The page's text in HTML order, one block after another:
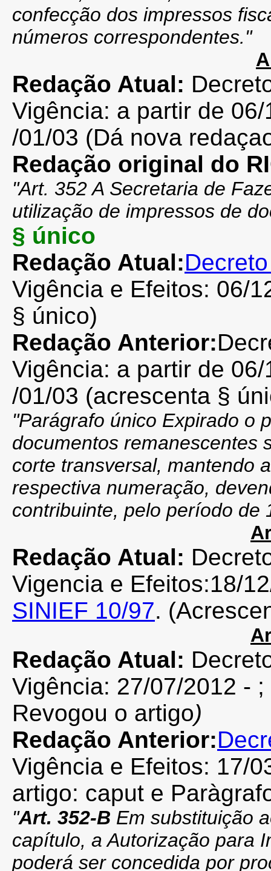
confecção dos impressos
números correspondentes."
Redação Atual:
Vigência: a partir de
/01/03 (Dá nova
Redação original do
"Art. 352 A Secretaria de
utilização de impressos de
§ único
Redação Atual:
Vigência e Efeitos: 06/
§ único)
Redação Anterior:
Vigência: a partir de
/01/03 (acrescenta §
"Parágrafo único Expirado o
documentos remanescentes
corte transversal, mantendo
respectiva numeração,
contribuinte, pelo período de
Redação Atual:
Vigencia e Efeitos:18/
SINIEF 10/97.
Redação Atual:
Vigência: 27/07/2012 -
Revogou o artigo)
Redação Anterior:
Vigência e Efeitos: 17/
artigo: caput e
"Art. 352-B Em substituição
capítulo, a Autorização para
poderá ser concedida por